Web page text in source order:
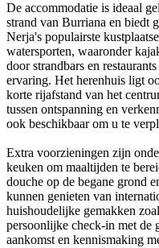
De accommodatie is ideaal
strand van Burriana en biedt
Nerja's populairste
watersporten, waaronder
door strandbars en
ervaring. Het herenhuis ligt
korte rijafstand van het
tussen ontspanning en
ook beschikbaar om u te
Extra voorzieningen zijn
keuken om maaltijden te
douche op de begane grond
kunnen genieten van
huishoudelijke gemakken
persoonlijke check-in met de
aankomst en kennismaking